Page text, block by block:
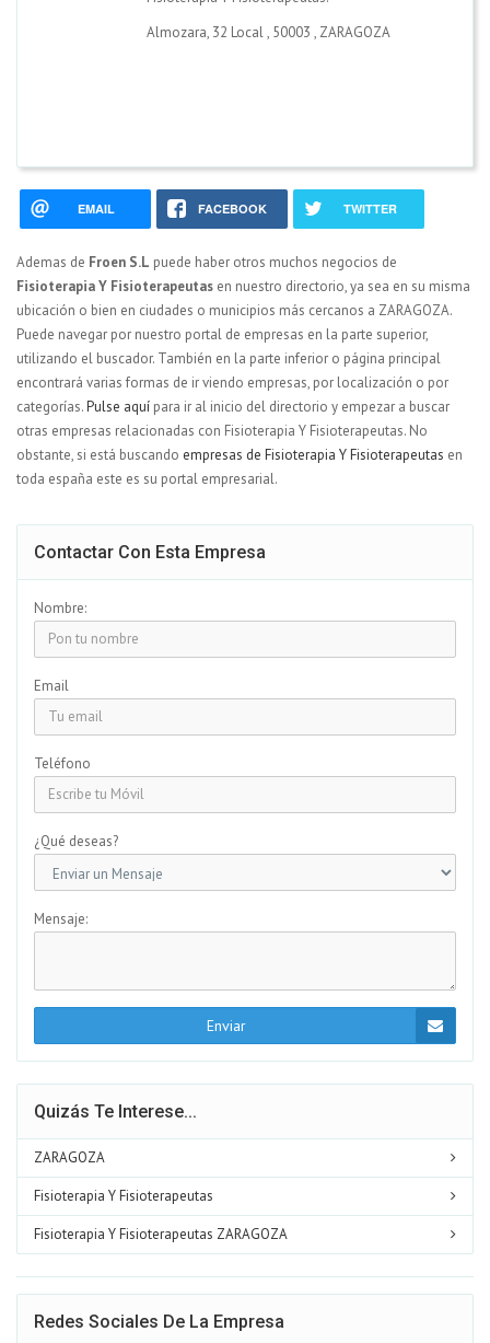
Almozara, 32 Local, 50003 , ZARAGOZA
EMAIL FACEBOOK TWITTER
Ademas de Froen S.L puede haber otros muchos negocios de
Fisioterapia Y Fisioterapeutas en nuestro directorio, ya sea en su misma
ubicación o bien en ciudades o municipios más cercanos a ZARAGOZA.
Puede navegar por nuestro portal de empresas en la parte superior,
utilizando el buscador. También en la parte inferior o página principal
encontrará varias formas de ir viendo empresas, por localización o por
categorías.Pulse aquí para ir al inicio del directorio y empezar a buscar
otras empresas relacionadas con Fisioterapia Y Fisioterapeutas. No
obstante, si está buscando empresas de Fisioterapia Y Fisioterapeutas en
toda españa este es su portal empresarial.
Contactar Con Esta Empresa
Nombre:
Email
Teléfono
¿Qué deseas?
Mensaje:
Enviar
Quizás Te Interese...
ZARAGOZA
Fisioterapia Y Fisioterapeutas
Fisioterapia Y Fisioterapeutas ZARAGOZA
Redes Sociales De La Empresa